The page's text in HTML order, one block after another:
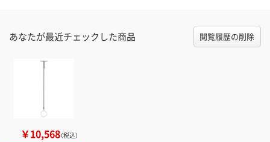
あなたが最近チェックした商品 閲覧履歴の削除
￥10,568（税込）